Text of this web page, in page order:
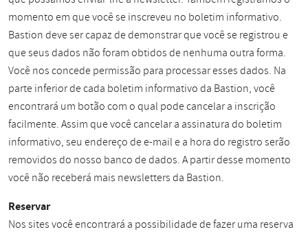
momento em que você se inscreveu no boletim informativo.
Bastion deve ser capaz de demonstrar que você se registrou e
que seus dados não foram obtidos de nenhuma outra forma.
Você nos concede permissão para processar esses dados. Na
parte inferior de cada boletim informativo da Bastion, você
encontrará um botão com o qual pode cancelar a inscrição
facilmente. Assim que você cancelar a assinatura do boletim
informativo, seu endereço de e-mail e a hora do registro serão
removidos do nosso banco de dados. A partir desse momento
você não receberá mais newsletters da Bastion.
Reservar
Nos sites você encontrará a possibilidade de fazer uma reserva